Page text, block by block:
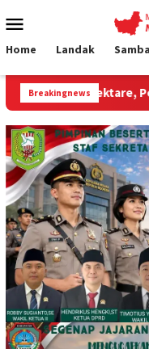
ke
Mobile
Home Landak
Breakingnews
Perkuat Ketahanan